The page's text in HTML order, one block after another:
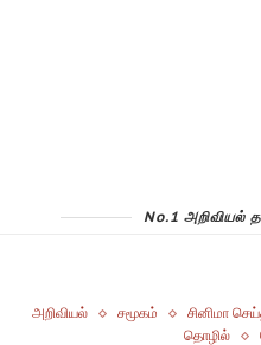
No.1
அறிவியல் சமூகம் சினிமா
தொழில்